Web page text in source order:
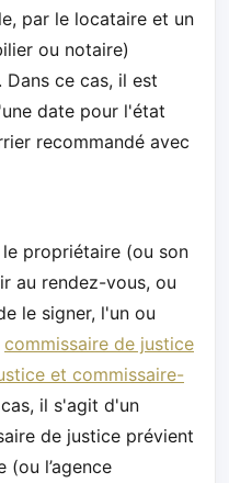
par le locataire et un
ou notaire)
ce cas, il est
date pour l'état
recommandé avec
propriétaire (ou son
au rendez-vous, ou
le signer, l'un ou
commissaire de justice
et commissaire-
il s'agit d'un
de justice prévient
l’agence